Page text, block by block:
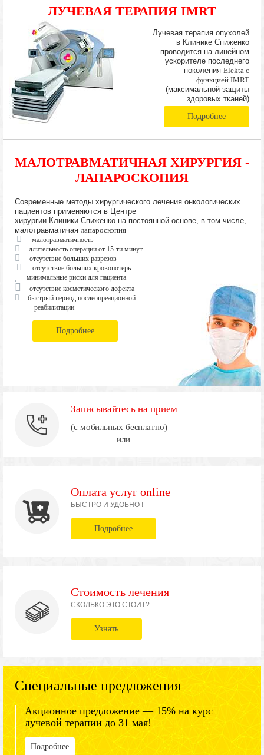
ЛУЧЕВАЯ ТЕРАПИЯ IMRT
Лучевая терапия опухолей
в Клинике Спиженко
проводится на линейном
ускорителе последнего
поколения Elekta с
функцией IMRT
(максимальной защиты
здоровых тканей)
Подробнее
МАЛОТРАВМАТИЧНАЯ ХИРУРГИЯ -
ЛАПАРОСКОПИЯ
Современные методы хирургического лечения онкологических
пациентов применяются в Центре
хирургии Клиники Спиженко на постоянной основе, в том числе,
малотравматичая лапароскопия
малотравматичность
длительность операции от 15-ти минут
отсутствие больших разрезов
отсутствие больших кровопотерь
минимальные риски для пациента
отсутствие косметического дефекта
быстрый период послеопреационной
реабилитации
Подробнее
Записывайтесь на прием
(с мобильных бесплатно)
или
Оплата услуг online
БЫСТРО И УДОБНО !
Подробнее
Стоимость лечения
СКОЛЬКО ЭТО СТОИТ?
Узнать
Специальные предложения
Акционное предложение — 15% на курс
лучевой терапии до 31 мая!
Подробнее